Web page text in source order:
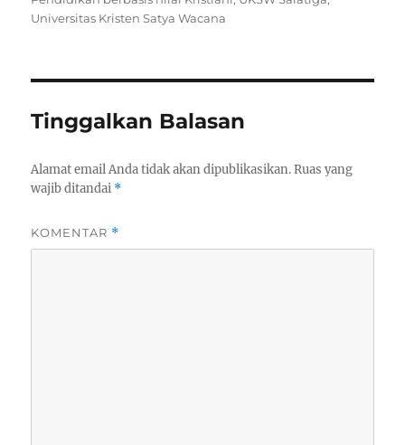
Universitas Kristen Satya Wacana
Tinggalkan Balasan
Alamat email Anda tidak akan dipublikasikan. Ruas yang
wajib ditandai *
KOMENTAR *